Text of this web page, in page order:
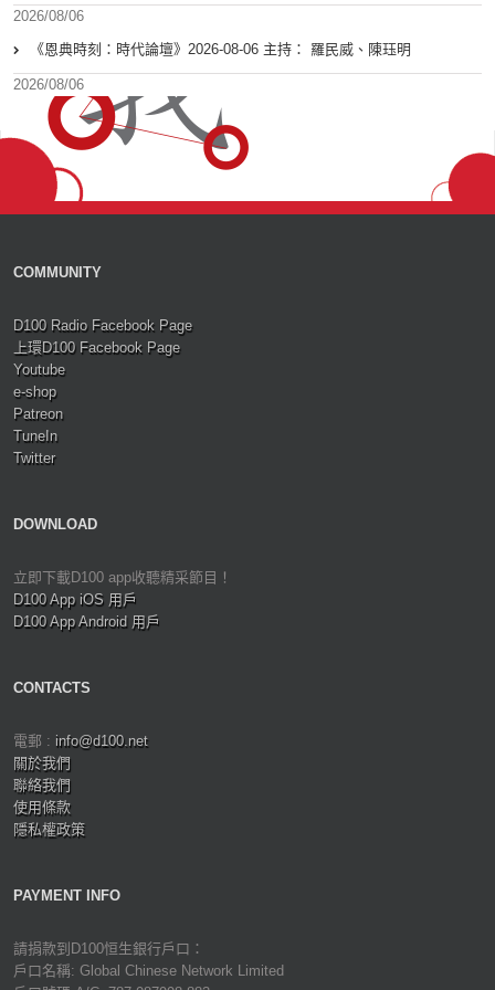
2026/08/06
《恩典時刻：時代論壇》2026-08-06 主持： 羅民威、陳珏明
2026/08/06
COMMUNITY
D100 Radio Facebook Page
上環D100 Facebook Page
Youtube
e-shop
Patreon
TuneIn
Twitter
DOWNLOAD
立即下載D100 app收聽精采節目！
D100 App iOS 用戶
D100 App Android 用戶
CONTACTS
電郵 : info@d100.net
關於我們
聯絡我們
使用條款
隱私權政策
PAYMENT INFO
請捐款到D100恒生銀行戶口：
戶口名稱: Global Chinese Network Limited